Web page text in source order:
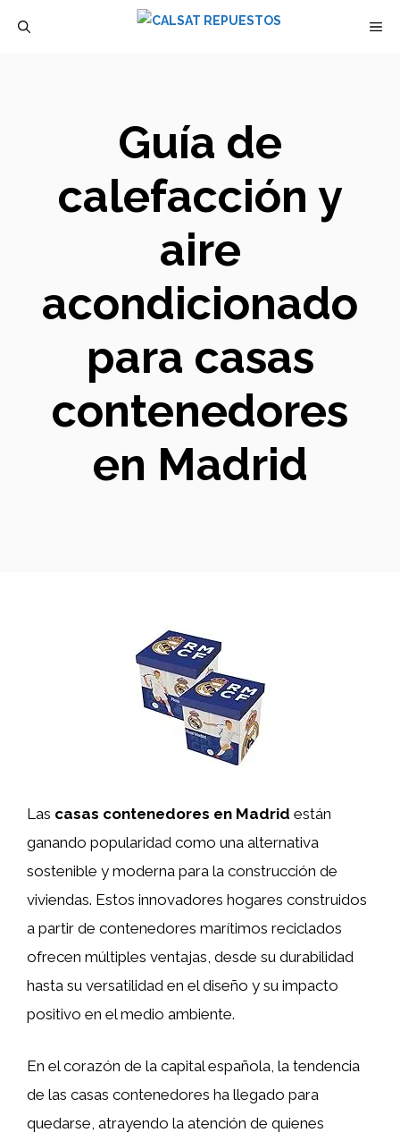
Guía de
calefacción y
aire
acondicionado
para casas
contenedores
en Madrid
Las casas contenedores en Madrid están
ganando popularidad como una alternativa
sostenible y moderna para la construcción de
viviendas. Estos innovadores hogares construidos
a partir de contenedores marítimos reciclados
ofrecen múltiples ventajas, desde su durabilidad
hasta su versatilidad en el diseño y su impacto
positivo en el medio ambiente.
En el corazón de la capital española, la tendencia
de las casas contenedores ha llegado para
quedarse, atrayendo la atención de quienes